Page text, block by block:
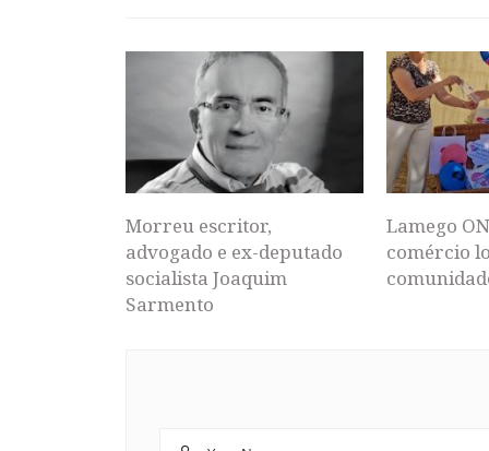
Morreu escritor,
advogado e ex-deputado
socialista Joaquim
Sarmento
Lamego
comércio